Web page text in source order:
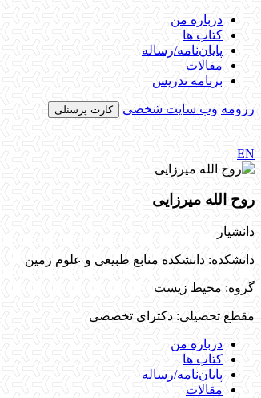
درباره من
کتاب ها
پایان‌نامه‌/رساله
مقالات
برنامه تدریس
رزومه وب سایت شخصی کارت پرسنلی
EN
روح الله میرزایی
دانشیار
دانشکده: دانشکده منابع طبیعی و علوم زمین
گروه: محیط زیست
مقطع تحصیلی: دکترای تخصصی
درباره من
کتاب ها
پایان‌نامه‌/رساله
مقالات